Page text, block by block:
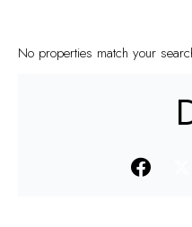
No properties match your